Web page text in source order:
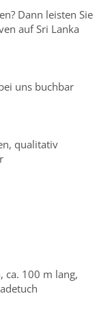
Dann leisten Sie
auf Sri Lanka
uns buchbar
qualitativ
ca. 100 m lang,